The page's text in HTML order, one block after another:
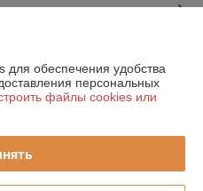
обеспечения удобства
персональных
файлы cookies или